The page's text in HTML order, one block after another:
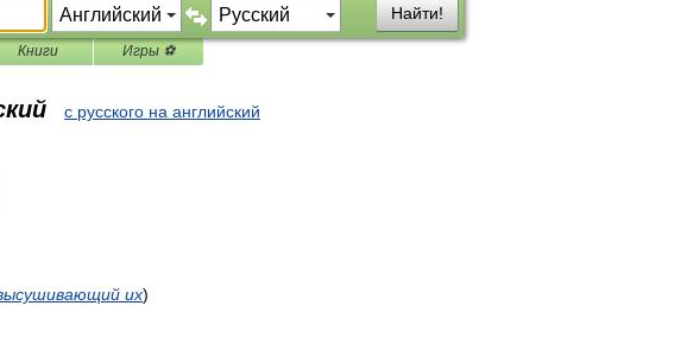
Найти!
Книги Игры ⚽
с русского на английский
их)